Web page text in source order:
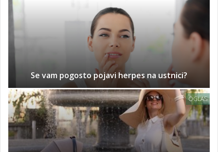
Se vam pogosto pojavi herpes na ustnici?
OGLAS